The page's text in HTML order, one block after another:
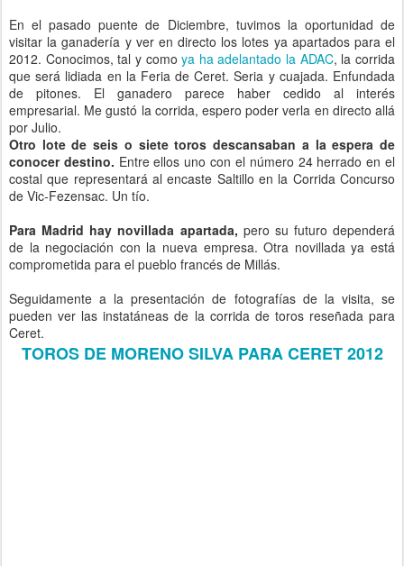
En el pasado puente de Diciembre, tuvimos la oportunidad de
visitar la ganadería y ver en directo los lotes ya apartados para el
2012. Conocimos, tal y comoya ha adelantado la ADAC, la corrida
que será lidiada en la Feria de Ceret. Seria y cuajada. Enfundada
de pitones. El ganadero parece haber cedido al interés
empresarial. Me gustó la corrida, espero poder verla en directo allá
por Julio.
Otro lote de seis o siete toros descansaban a la espera de
conocer destino. Entre ellos uno con el número 24 herrado en el
costal que representará al encaste Saltillo en la Corrida Concurso
de Vic-Fezensac. Un tío.
Para Madrid hay novillada apartada, pero su futuro dependerá
de la negociación con la nueva empresa. Otra novillada ya está
comprometida para el pueblo francés de Millás.
Seguidamente a la presentación de fotografías de la visita, se
pueden ver las instatáneas de la corrida de toros reseñada para
Ceret.
TOROS DE MORENO SILVA PARA CERET 2012